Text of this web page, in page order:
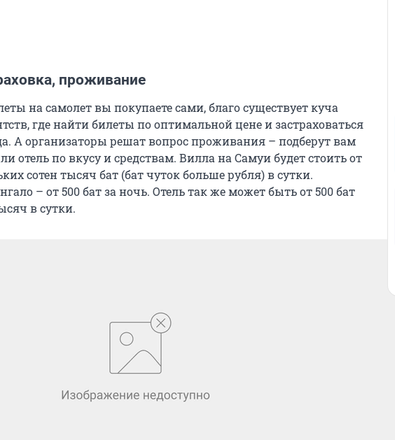
проживание
на самолет вы покупаете сами, благо существует куча
где найти билеты по оптимальной цене и застраховаться
А организаторы решат вопрос проживания – подберут вам
отель по вкусу и средствам. Вилла на Самуи будет стоить от
сотен тысяч бат (бат чуток больше рубля) в сутки.
– от 500 бат за ночь. Отель так же может быть от 500 бат
в сутки.